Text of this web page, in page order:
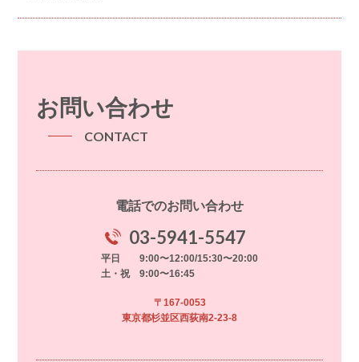
お問い合わせ
CONTACT
電話でのお問い合わせ
03-5941-5547
平日 9:00〜12:00/15:30〜20:00
土・祝 9:00〜16:45
〒167-0053
東京都杉並区西荻南2-23-8